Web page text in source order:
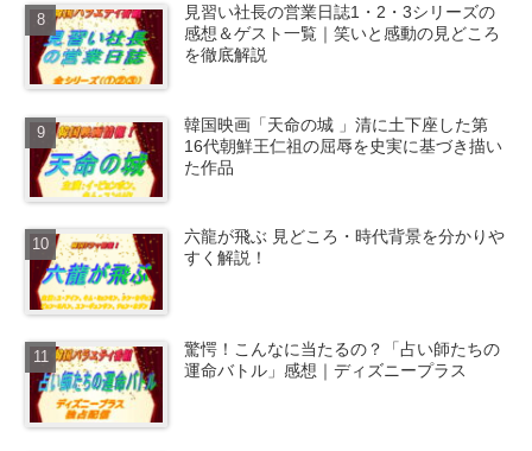
見習い社長の営業日誌1・2・3シリーズの
感想＆ゲスト一覧｜笑いと感動の見どころ
を徹底解説
韓国映画「天命の城 」清に土下座した第
16代朝鮮王仁祖の屈辱を史実に基づき描い
た作品
六龍が飛ぶ 見どころ・時代背景を分かりや
すく解説！
驚愕！こんなに当たるの？「占い師たちの
運命バトル」感想｜ディズニープラス